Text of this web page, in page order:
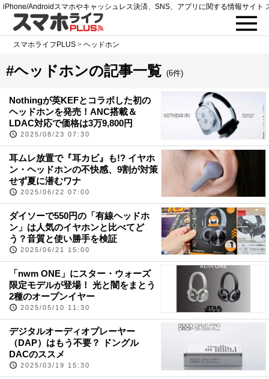
iPhone/Androidスマホやキャッシュレス決済、SNS、アプリに関する情報サイト
スマホライフPLUS >ヘッドホン
#ヘッドホンの記事一覧 (6件)
Nothingが英KEFとコラボした初の
ヘッドホンを発売！ANC搭載＆
LDAC対応で価格は3万9,800円
2025/08/23 07:30
耳ムレ放置で『耳カビ』も!? イヤホ
ン・ヘッドホンの不快感、9割が対策
せず夏に潜むワナ
2025/06/22 07:00
ダイソーで550円の「有線ヘッドホ
ン」は人気のイヤホンと比べてど
う？音質と使い勝手を検証
2025/06/21 15:00
「nwm ONE」にスター・ウォーズ
限定モデルが登場！ 光と闇をまとう
2種のオープンイヤー
2025/05/10 11:30
デジタルオーディオプレーヤー
（DAP）はもう不要？ ドングル
DACのススメ
2025/03/19 15:30